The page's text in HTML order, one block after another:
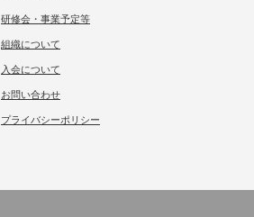
研修会・事業予定等
組織について
入会について
お問い合わせ
プライバシーポリシー